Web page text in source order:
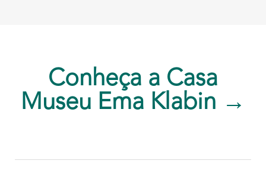
Conheça a Casa
Museu Ema Klabin →